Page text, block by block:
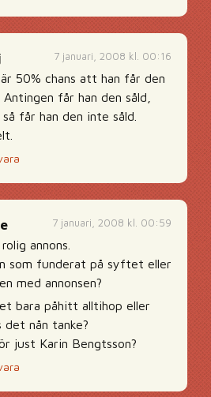
7 januari, 2008 kl. 00:16
50% chans att han får den
Antingen får han den såld,
får han den inte såld.
7 januari, 2008 kl. 00:59
annons.
som funderat på syftet eller
med annonsen?
bara påhitt alltihop eller
det nån tanke?
just Karin Bengtsson?